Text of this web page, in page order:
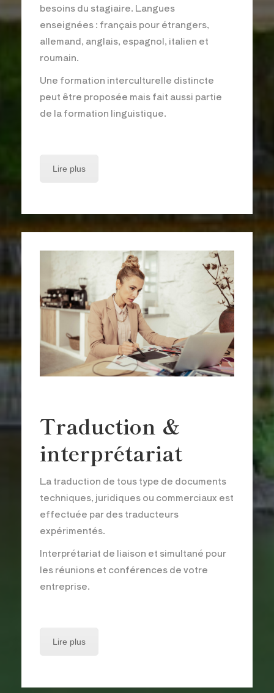
besoins du stagiaire. Langues
enseignées : français pour étrangers,
allemand, anglais, espagnol, italien et
roumain.
Une formation interculturelle distincte
peut être proposée mais fait aussi partie
de la formation linguistique.
Lire plus
Traduction &
interprétariat
La traduction de tous type de documents
techniques, juridiques ou commerciaux est
effectuée par des traducteurs
expérimentés.
Interprétariat de liaison et simultané pour
les réunions et conférences de votre
entreprise.
Lire plus